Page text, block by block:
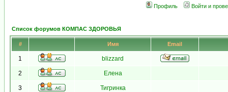
Профиль
Войти и
Список форумов КОМПАС ЗДОРОВЬЯ
# Имя Email
1 blizzard
2 Елена
3 Тигринка